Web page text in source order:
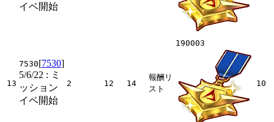
イベ開始
13
7530[7530]
5/6/22 : ミ
ッション
イベ開始
2 12 14
報酬リ
スト
190003
10